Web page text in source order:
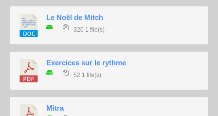
Le Noël de Mitch
320 1 file(s)
Exercices sur le rythme
52 1 file(s)
Mitra